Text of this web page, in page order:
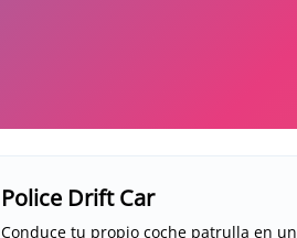
Police Drift Car
Conduce tu propio coche patrulla en